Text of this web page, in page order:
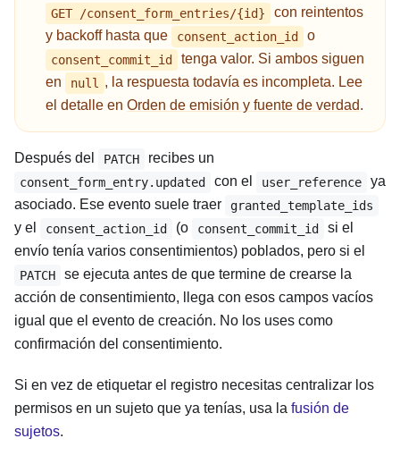
GET /consent_form_entries/{id}
con reintentos
y backoff hasta que
consent_action_id o
consent_commit_id
tenga valor. Si ambos siguen
en
null
, la respuesta todavía es incompleta. Lee
el detalle en Orden de emisión y fuente de verdad.
Después del PATCH recibes un
consent_form_entry.updated con el user_reference
ya
asociado. Ese evento suele traer
granted_template_ids
y el consent_action_id (o consent_commit_id
si el
envío tenía varios consentimientos) poblados, pero si el
PATCH
se ejecuta antes de que termine de crearse la
acción de consentimiento, llega con esos campos vacíos
igual que el evento de creación. No los uses como
confirmación del consentimiento.
Si en vez de etiquetar el registro necesitas centralizar los
permisos en un sujeto que ya tenías, usa la fusión de
sujetos.